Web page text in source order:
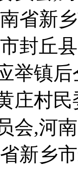
省新
封丘
举镇
庄村
会,河
新乡